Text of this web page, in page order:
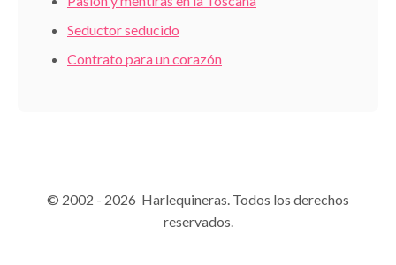
Seductor seducido
Contrato para un corazón
© 2002 - 2026 Harlequineras. Todos los derechos
reservados.